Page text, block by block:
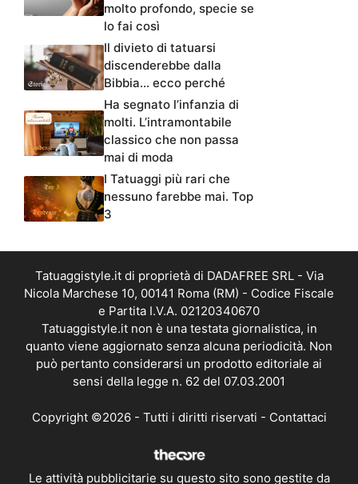
molto profondo, specie se
lo fai così
Il divieto di tatuarsi
discenderebbe dalla
Bibbia… ecco perché
Ha segnato l’infanzia di
molti. L’intramontabile
classico che non passa
mai di moda
I Tatuaggi più rari che
nessuno farebbe mai. Top
3
Tatuaggistyle.it di proprietà di DADAFREE SRL - Via
Nicola Marchese 10, 00141 Roma (RM) - Codice Fiscale
e Partita I.V.A. 02120340670
Tatuaggistyle.it non è una testata giornalistica, in
quanto viene aggiornato senza alcuna periodicità. Non
può pertanto considerarsi un prodotto editoriale ai
sensi della legge n. 62 del 07.03.2001
Copyright ©2026 - Tutti i diritti riservati - Contattaci
Le attività pubblicitarie su questo sito sono gestite da